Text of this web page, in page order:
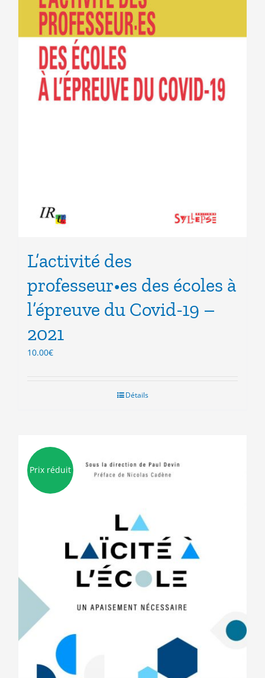
L’activité des
professeur•es des écoles à
l’épreuve du Covid-19 –
2021
10.00€
Détails
Prix réduit